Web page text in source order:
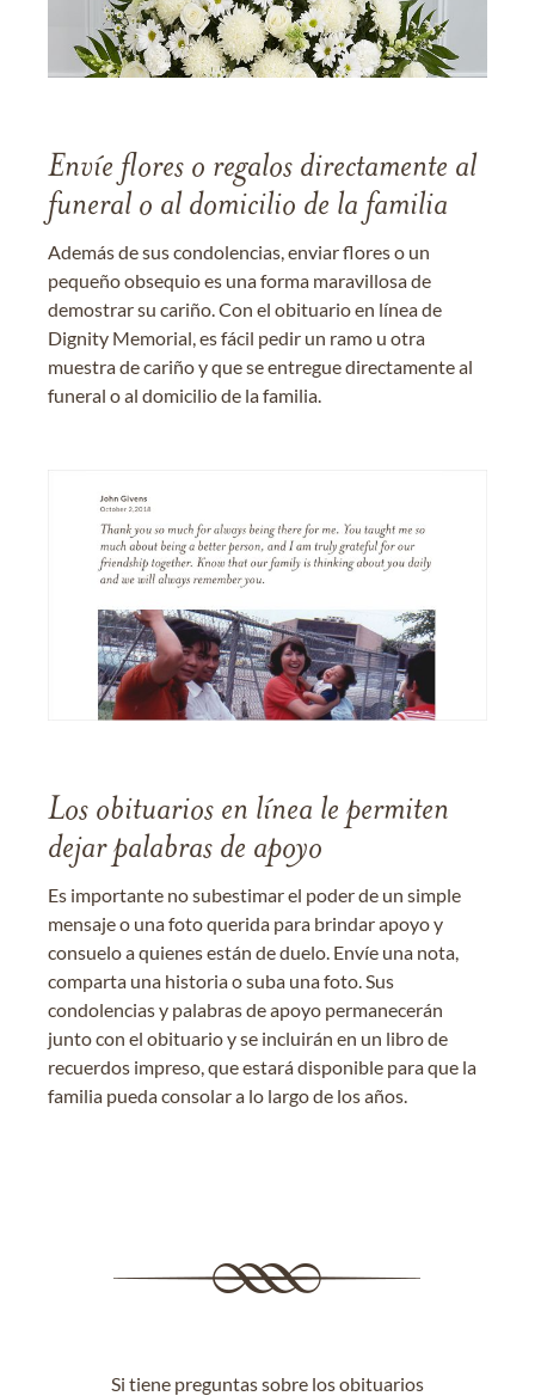
Envíe flores o regalos directamente al
funeral o al domicilio de la familia
Además de sus condolencias, enviar flores o un
pequeño obsequio es una forma maravillosa de
demostrar su cariño. Con el obituario en línea de
Dignity Memorial, es fácil pedir un ramo u otra
muestra de cariño y que se entregue directamente al
funeral o al domicilio de la familia.
Los obituarios en línea le permiten
dejar palabras de apoyo
Es importante no subestimar el poder de un simple
mensaje o una foto querida para brindar apoyo y
consuelo a quienes están de duelo. Envíe una nota,
comparta una historia o suba una foto. Sus
condolencias y palabras de apoyo permanecerán
junto con el obituario y se incluirán en un libro de
recuerdos impreso, que estará disponible para que la
familia pueda consolar a lo largo de los años.
Si tiene preguntas sobre los obituarios